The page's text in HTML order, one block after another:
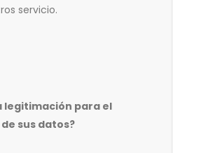
servicio.
legitimación para el
sus datos?